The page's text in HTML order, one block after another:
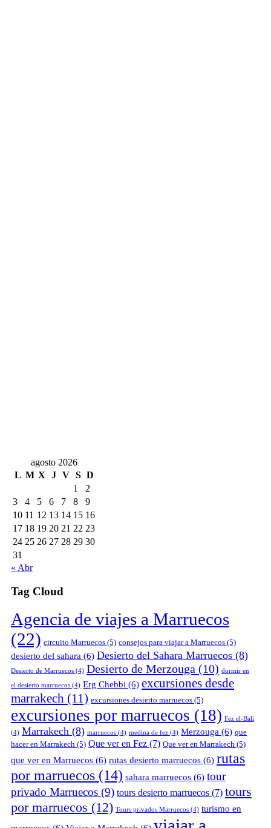
agosto 2026
L M X J V S D
1
2
3
4 5 6 7 8
9
10 11 12 13 14 15 16
17 18 19 20 21 22 23
24 25 26 27 28 29 30
31
« Abr
Tag Cloud
Agencia de viajes a Marruecos
(22) circuito Marruecos (5) consejos para viajar a Marruecos (5)
desierto del sahara (6) Desierto del Sahara Marruecos (8)
Desierto de Marruecos (4) Desierto de Merzouga (10) dormir en
el desierto marruecos (4) Erg Chebbi (6) excursiones desde
marrakech (11) excursiones desierto marruecos (5)
excursiones por marruecos (18) Fez el-Bali
(4) Marrakech (8) marruecos (4) medina de fez (4) Merzouga (6) que
hacer en Marrakech (5) Que ver en Fez (7) Que ver en Marrakech (5)
que ver en Marruecos (6) rutas desierto marruecos (6) rutas
por marruecos (14) sahara marruecos (6) tour
privado Marruecos (9) tours desierto marruecos (7) tours
por marruecos (12) Tours privados Marruecos (4) turismo en